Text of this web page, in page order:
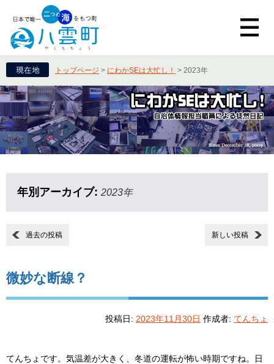
トップページ > にわかSEは大忙し！ > 2023年
年別アーカイブ: 2023年
過去の投稿 新しい投稿
微妙な断線？
投稿日: 2023年11月30日 作成者: てんちょ
てんちょです。気温差が大きく、冬道の運転が怖い時期ですね。日